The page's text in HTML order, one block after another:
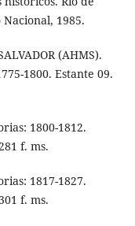
1985.
(AHMS).
1800. Estante 09.
1800-1812.
f. ms.
1817-1827.
f. ms.